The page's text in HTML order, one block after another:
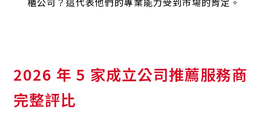
2026 年 5 家成立公司推薦服務商
完整評比